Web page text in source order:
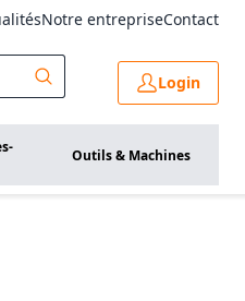
Notre entrepriseContact
Login
Outils & Machines